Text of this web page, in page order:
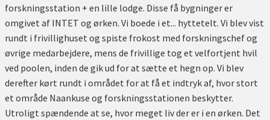
forskningsstation + en lille lodge. Disse få bygninger er
omgivet af INTET og ørken. Vi boede i et... hyttetelt. Vi blev vist
rundt i frivillighuset og spiste frokost med forskningschef og
øvrige medarbejdere, mens de frivillige tog et velfortjent hvil
ved poolen, inden de gik ud for at sætte et hegn op. Vi blev
derefter kørt rundt i området for at få et indtryk af, hvor stort
et område Naankuse og forskningsstationen beskytter.
Utroligt spændende at se, hvor meget liv der er i en ørken. Det